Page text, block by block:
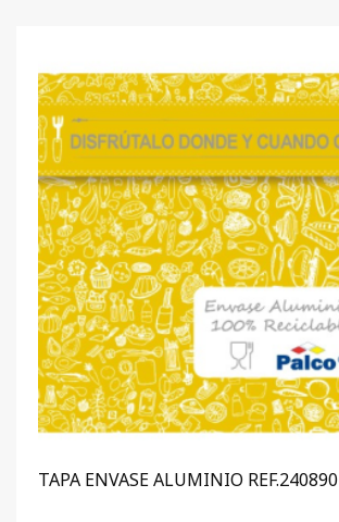
TAPA ENVASE ALUMINIO REF.240890